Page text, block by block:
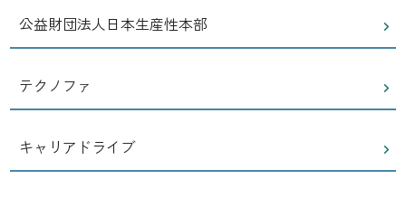
公益財団法人日本生産性本部
テクノファ
キャリアドライブ